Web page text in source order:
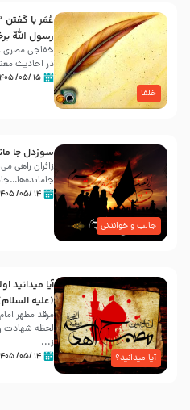
خلفا
عُمَر با گفتن
رسول اللّه
در احادیث
۱۵ /۰۵/ ۱۴۰۵
جالب و خواندنی
سوزدل جا
زائران راهی
۱۴ /۰۵/ ۱۴۰۵
آیا میدانید؟
آیا میدانید
(علیه
مرقد مطهر
لحظه شهادت
ز...
۱۴ /۰۵/ ۱۴۰۵